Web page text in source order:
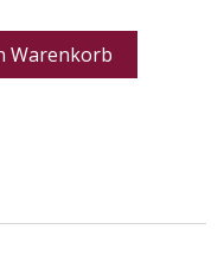
Warenkorb